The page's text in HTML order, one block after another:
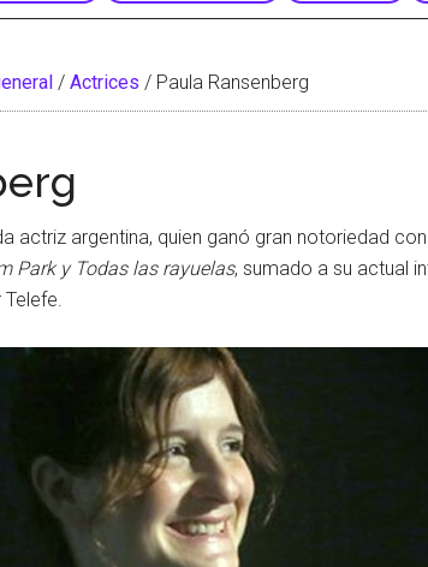
/ Actrices / Paula Ransenberg
actriz argentina, quien ganó gran notoriedad
Park y Todas las rayuelas, sumado a su actual
Telefe.